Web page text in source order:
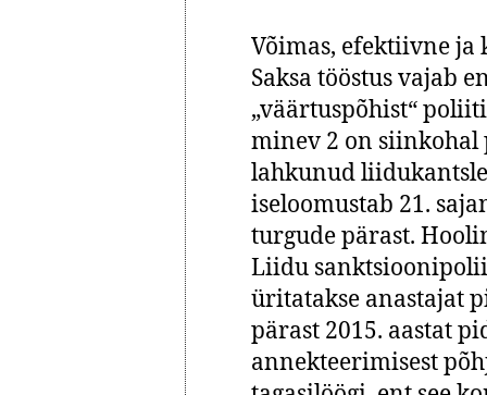
Võimas, efektiivne
Saksa tööstus vajab
„väärtuspõhist“
minev 2 on siinkohal
lahkunud
iseloomustab 21.
turgude pärast.
Liidu
üritatakse anastajat
pärast 2015. aastat
annekteerimisest